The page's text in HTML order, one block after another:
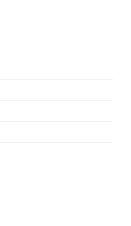
sudo apt update